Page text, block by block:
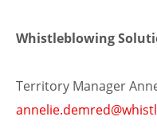
Whistleblowing
Territory Manager